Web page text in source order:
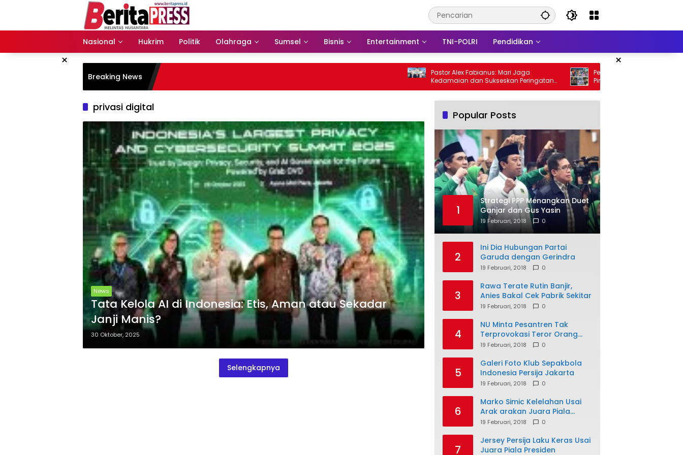
Nasional
Hukrim Politik Olahraga Sumsel Bisnis Entertainment TNI-POLRI Pendidikan
× ×
Breaking News
Pastor Alex Fabianus: Mari Jaga
Kedamaian dan Sukseskan Peringatan
666 Tahun Islam Masuk Papua
Peduli Krisis Air Bersih, AKBP Naim Ishak
Pimpin Aksi Kemanusiaan Polres Fakfak
privasi digital
News
Tata Kelola AI di Indonesia: Etis, Aman atau Sekadar
Janji Manis?
30 Oktober, 2025
Selengkapnya
Popular Posts
1
Strategi PPP Menangkan Duet
Ganjar dan Gus Yasin
19 Februari, 2018 0
2
Ini Dia Hubungan Partai
Garuda dengan Gerindra
19 Februari, 2018 0
3
Rawa Terate Rutin Banjir,
Anies Bakal Cek Pabrik Sekitar
19 Februari, 2018 0
4
NU Minta Pesantren Tak
Terprovokasi Teror Orang
Gila
19 Februari, 2018 0
5
Galeri Foto Klub Sepakbola
Indonesia Persija Jakarta
19 Februari, 2018 0
6
Marko Simic Kelelahan Usai
Arak arakan Juara Piala
Presiden
19 Februari, 2018 0
7
Jersey Persija Laku Keras Usai
Juara Piala Presiden